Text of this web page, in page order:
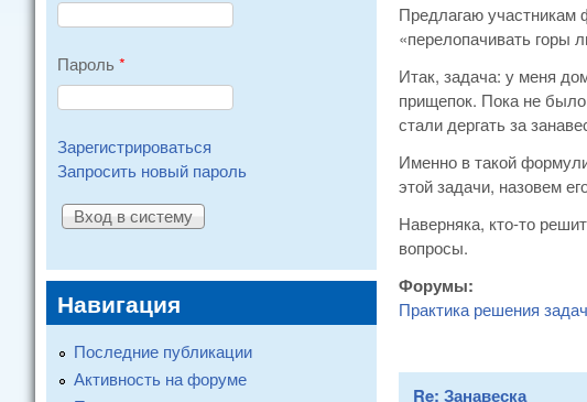
Предлагаю участникам
«перелопачивать горы
Итак, задача: у меня
прищепок. Пока не было
стали дергать за
Именно в такой
этой задачи, назовем
Наверняка, кто-то
вопросы.
Форумы:
Практика решения задач
Re: Занавеска
Пароль *
Зарегистрироваться
Запросить новый пароль
Навигация
Последние публикации
Активность на форуме